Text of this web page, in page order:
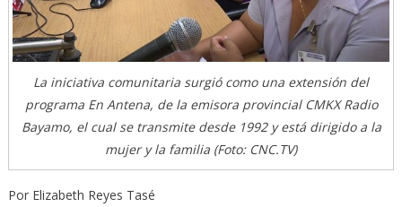
La iniciativa comunitaria surgió como una extensión del
programa En Antena, de la emisora provincial CMKX Radio
Bayamo, el cual se transmite desde 1992 y está dirigido a la
mujer y la familia (Foto: CNC.TV)
Por Elizabeth Reyes Tasé